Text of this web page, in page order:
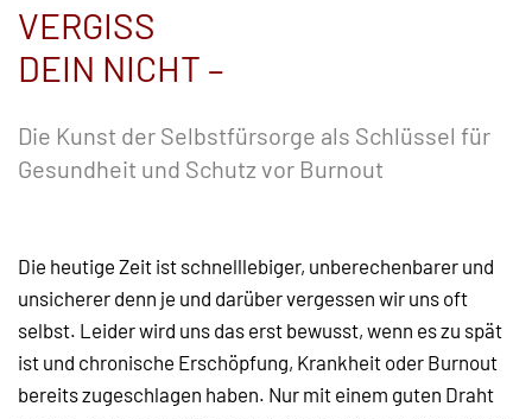
VERGISS
DEIN NICHT –
Die Kunst der Selbstfürsorge als Schlüssel für
Gesundheit und Schutz vor Burnout
Die heutige Zeit ist schnelllebiger, unberechenbarer und
unsicherer denn je und darüber vergessen wir uns oft
selbst. Leider wird uns das erst bewusst, wenn es zu spät
ist und chronische Erschöpfung, Krankheit oder Burnout
bereits zugeschlagen haben. Nur mit einem guten Draht